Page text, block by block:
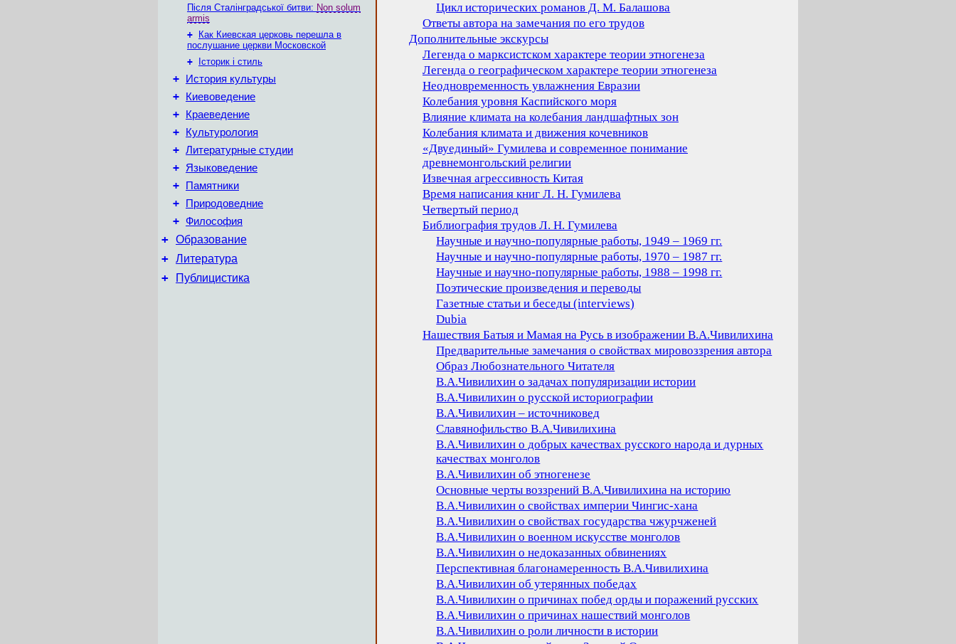
Після Сталінградської битви: Non solum
armis
+
Как Киевская церковь перешла в
послушание церкви Московской
+
Історик і стиль
+ История культуры
+ Киевоведение
+ Краеведение
+ Культурология
+ Литературные студии
+ Языковедение
+ Памятники
+ Природоведние
+ Философия
+ Образование
+ Литература
+ Публицистика
Цикл исторических романов Д. М. Балашова
Ответы автора на замечания по его трудов
Дополнительные экскурсы
Легенда о марксистском характере теории этногенеза
Легенда о географическом характере теории этногенеза
Неодновременность увлажнения Евразии
Колебания уровня Каспийского моря
Влияние климата на колебания ландшафтных зон
Колебания климата и движения кочевников
«Двуединый» Гумилева и современное понимание
древнемонгольский религии
Извечная агрессивность Китая
Время написания книг Л. Н. Гумилева
Четвертый период
Библиография трудов Л. Н. Гумилева
Научные и научно-популярные работы, 1949 – 1969 гг.
Научные и научно-популярные работы, 1970 – 1987 гг.
Научные и научно-популярные работы, 1988 – 1998 гг.
Поэтические произведения и переводы
Газетные статьи и беседы (interviews)
Dubia
Нашествия Батыя и Мамая на Русь в изображении В.А.Чивилихина
Предварительные замечания о свойствах мировоззрения автора
Образ Любознательного Читателя
В.А.Чивилихин о задачах популяризации истории
В.А.Чивилихин о русской историографии
В.А.Чивилихин – источниковед
Славянофильство В.А.Чивилихина
В.А.Чивилихин о добрых качествах русского народа и дурных
качествах монголов
В.А.Чивилихин об этногенезе
Основные черты воззрений В.А.Чивилихина на историю
В.А.Чивилихин о свойствах империи Чингис-хана
В.А.Чивилихин о свойствах государства чжурчженей
В.А.Чивилихин о военном искусстве монголов
В.А.Чивилихин о недоказанных обвинениях
Перспективная благонамеренность В.А.Чивилихина
В.А.Чивилихин об утерянных победах
В.А.Чивилихин о причинах побед орды и поражений русских
В.А.Чивилихин о причинах нашествий монголов
В.А.Чивилихин о роли личности в истории